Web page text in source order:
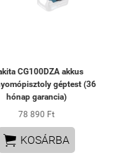
CG100DZA akkus
géptest (36
hónap garancia)
78 890 Ft
 KOSÁRBA